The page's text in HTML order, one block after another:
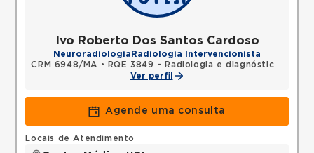
Ivo Roberto Dos Santos Cardoso
Neuroradiologia Radiologia Intervencionista
CRM 6948/MA •
RQE 3849 - Radiologia e diagnóstico por imagem
Ver perfil
Agende uma consulta
Locais de Atendimento